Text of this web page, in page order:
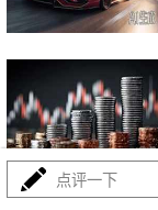
点评一下